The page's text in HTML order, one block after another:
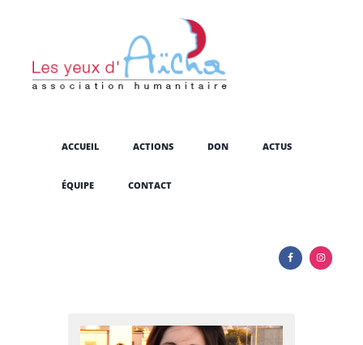
ACCUEIL ACTIONS DON ACTUS
ÉQUIPE CONTACT